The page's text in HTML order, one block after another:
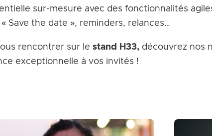
sur-mesure avec des fonctionnalités
Save the date », reminders, relances…
rencontrer sur lestand H33, découvrez nos
exceptionnelle à vos invités !